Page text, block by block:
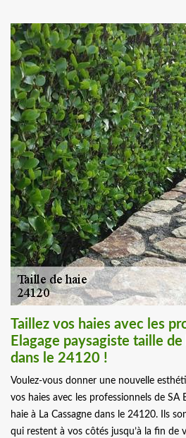
Taillez vos haies avec les
Elagage paysagiste taille de
dans le 24120 !
Voulez-vous donner une nouvelle
vos haies avec les professionnels de SA
haie à La Cassagne dans le 24120. Ils
qui restent à vos côtés jusqu’à la fin de